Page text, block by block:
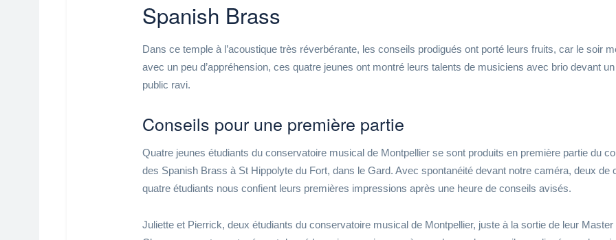
Spanish Brass
Dans ce temple à l’acoustique très réverbérante, les conseils prodigués ont porté leurs fruits, car le soir
avec un peu d’appréhension, ces quatre jeunes ont montré leurs talents de musiciens avec brio devant un
public ravi.
Conseils pour une première partie
Quatre jeunes étudiants du conservatoire musical de Montpellier se sont produits en première partie du
des Spanish Brass à St Hippolyte du Fort, dans le Gard. Avec spontanéité devant notre caméra, deux de
quatre étudiants nous confient leurs premières impressions après une heure de conseils avisés.
Juliette et Pierrick, deux étudiants du conservatoire musical de Montpellier, juste à la sortie de leur Master